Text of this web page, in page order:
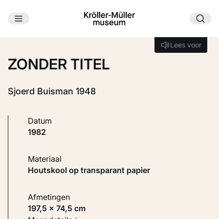
Ga naar hoofdinhoud
Lees voor
Lees voor
ZONDER TITEL
Sjoerd Buisman 1948
Datum
1982
Materiaal
Houtskool op transparant papier
Afmetingen
197,5 × 74,5 cm